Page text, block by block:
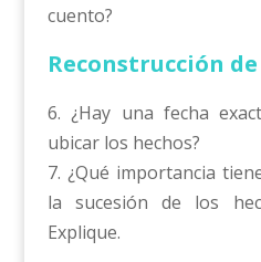
cuento?
Reconstrucción
6. ¿Hay una fecha
ubicar los hechos?
7. ¿Qué importancia
la sucesión de los
Explique.